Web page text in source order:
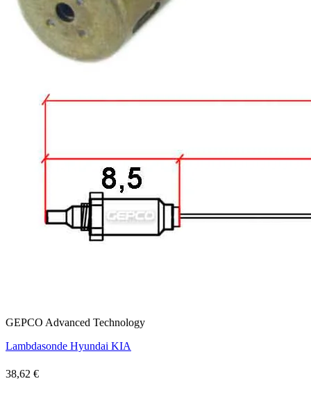
GEPCO Advanced Technology
Lambdasonde Hyundai KIA
38,62 €